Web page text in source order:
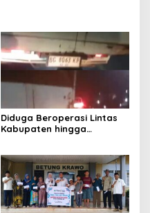
Diduga Beroperasi Lintas
Kabupaten hingga
Bongkar Mata Rantai
Distribusi BBM Ilegal